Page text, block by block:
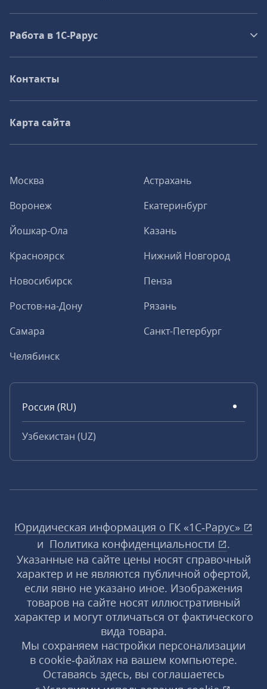
Москва
Астрахань
Воронеж
Екатеринбург
Йошкар-Ола
Казань
Красноярск
Нижний Новгород
Новосибирск
Пенза
Ростов-на-Дону
Рязань
Самара
Санкт-Петербург
Челябинск
Россия (RU)
Узбекистан (UZ)
Работа в 1С‑Рарус
Контакты
Карта сайта
Юридическая информация о ГК «1С‑Рарус»
и Политика конфиденциальности
.
Указанные на сайте цены носят справочный
характер и не являются публичной офертой,
если явно не указано иное. Изображения
товаров на сайте носят иллюстративный
характер и могут отличаться от фактического
вида товара.
Мы сохраняем настройки персонализации
в cookie‑файлах на вашем компьютере.
Оставаясь здесь, вы соглашаетесь